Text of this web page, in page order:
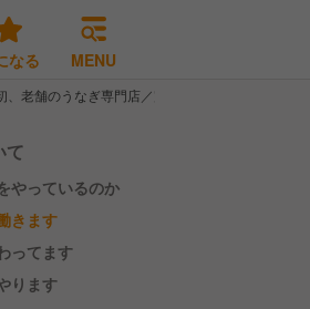
なる MENU
老舗のうなぎ専門店／完全週休2日制
て
やっているのか
きます
ってます
ります